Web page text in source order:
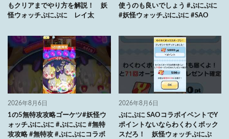
もクリアまでやり方を解説！ 妖
怪ウォッチぷにぷに レイ太
使うのも良いでしょう #ぷにぷに
#妖怪ウォッチぷにぷに #SAO
2026年8月6日
1の5無特攻攻略ゴーケツ#妖怪ウ
ォッチぷにぷに #ぷにぷに #無特
攻攻略 #無特攻 #ぷにぷにコラボ
2026年8月6日
ぷにぷに SAOコラボイベントでY
ポイントないならわくわくボック
スだろ！ 妖怪ウォッチぷにぷ